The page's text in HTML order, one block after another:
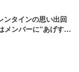
ンタインの思い出回
メンバーに“あげすぎ